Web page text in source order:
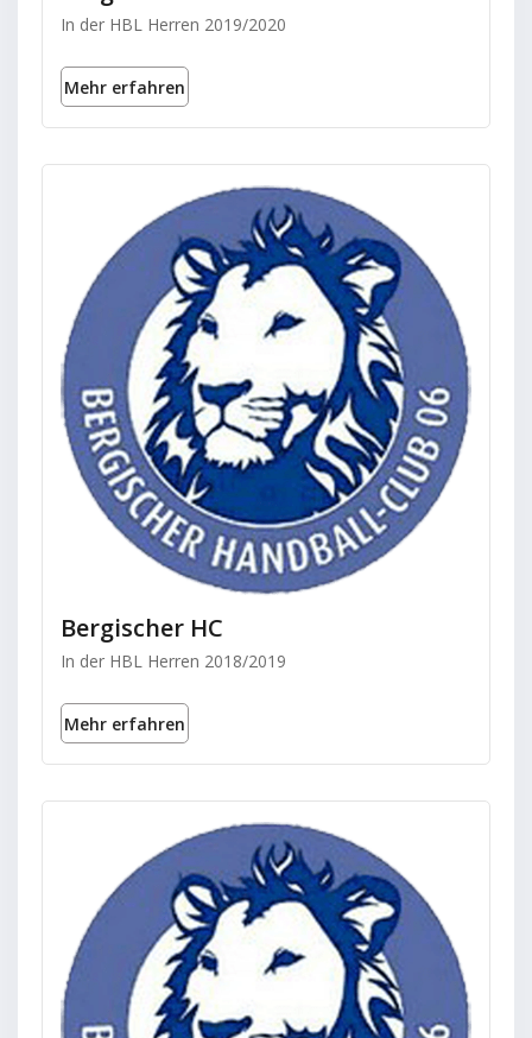
In der HBL Herren 2019/2020
Mehr erfahren
Bergischer HC
In der HBL Herren 2018/2019
Mehr erfahren